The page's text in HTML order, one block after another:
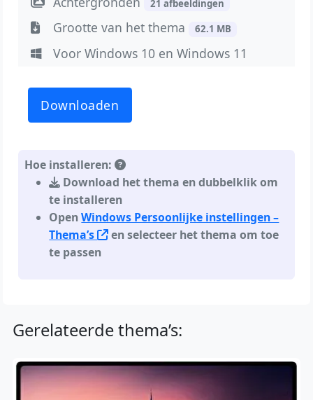
21 afbeeldingen
Grootte van het thema 62.1 MB
Voor Windows 10 en Windows 11
Downloaden
Hoe installeren:
Download het thema en dubbelklik om
te installeren
OpenWindows Persoonlijke instellingen –
Thema’s
en selecteer het thema om toe
te passen
Gerelateerde thema’s: